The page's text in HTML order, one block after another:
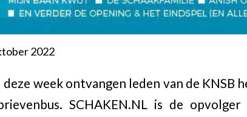
2022
deze week ontvangen leden van de KNSB
SCHAKEN.NL is de